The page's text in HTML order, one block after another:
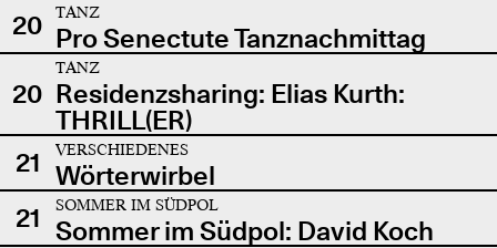
20
TANZ
Pro Senectute Tanznachmittag
20
TANZ
Residenzsharing: Elias Kurth:
THRILL(ER)
21
VERSCHIEDENES
Wörterwirbel
21
SOMMER IM SÜDPOL
Sommer im Südpol: David Koch